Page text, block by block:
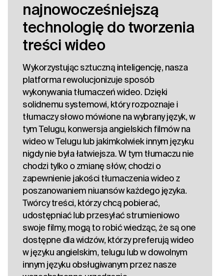
najnowocześniejszą
technologię do tworzenia
treści wideo
Wykorzystując sztuczną inteligencję, nasza
platforma rewolucjonizuje sposób
wykonywania tłumaczeń wideo. Dzięki
solidnemu systemowi, który rozpoznaje i
tłumaczy słowo mówione na wybrany język, w
tym Telugu, konwersja angielskich filmów na
wideo w Telugu lub jakimkolwiek innym języku
nigdy nie była łatwiejsza. W tym tłumaczu nie
chodzi tylko o zmianę słów; chodzi o
zapewnienie jakości tłumaczenia wideo z
poszanowaniem niuansów każdego języka.
Twórcy treści, którzy chcą pobierać,
udostępniać lub przesyłać strumieniowo
swoje filmy, mogą to robić wiedząc, że są one
dostępne dla widzów, którzy preferują wideo
w języku angielskim, telugu lub w dowolnym
innym języku obsługiwanym przez nasze